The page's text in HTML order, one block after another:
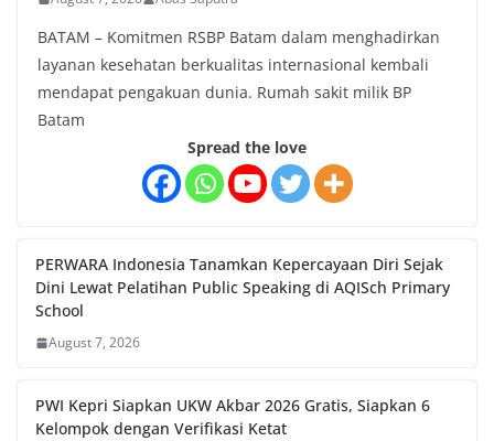
BATAM – Komitmen RSBP Batam dalam menghadirkan
layanan kesehatan berkualitas internasional kembali
mendapat pengakuan dunia. Rumah sakit milik BP
Batam
Spread the love
PERWARA Indonesia Tanamkan Kepercayaan Diri Sejak
Dini Lewat Pelatihan Public Speaking di AQISch Primary
School
August 7, 2026
PWI Kepri Siapkan UKW Akbar 2026 Gratis, Siapkan 6
Kelompok dengan Verifikasi Ketat